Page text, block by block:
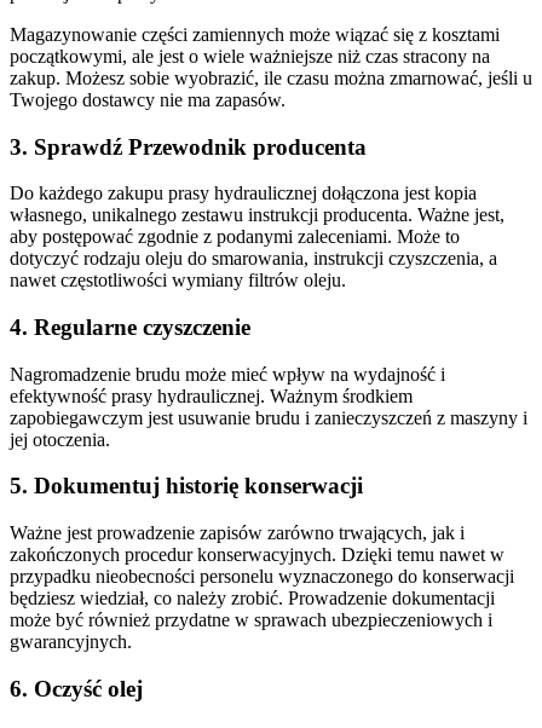
Magazynowanie części zamiennych może wiązać się z kosztami
początkowymi, ale jest o wiele ważniejsze niż czas stracony na
zakup. Możesz sobie wyobrazić, ile czasu można zmarnować, jeśli u
Twojego dostawcy nie ma zapasów.
3. Sprawdź Przewodnik producenta
Do każdego zakupu prasy hydraulicznej dołączona jest kopia
własnego, unikalnego zestawu instrukcji producenta. Ważne jest,
aby postępować zgodnie z podanymi zaleceniami. Może to
dotyczyć rodzaju oleju do smarowania, instrukcji czyszczenia, a
nawet częstotliwości wymiany filtrów oleju.
4. Regularne czyszczenie
Nagromadzenie brudu może mieć wpływ na wydajność i
efektywność prasy hydraulicznej. Ważnym środkiem
zapobiegawczym jest usuwanie brudu i zanieczyszczeń z maszyny i
jej otoczenia.
5. Dokumentuj historię konserwacji
Ważne jest prowadzenie zapisów zarówno trwających, jak i
zakończonych procedur konserwacyjnych. Dzięki temu nawet w
przypadku nieobecności personelu wyznaczonego do konserwacji
będziesz wiedział, co należy zrobić. Prowadzenie dokumentacji
może być również przydatne w sprawach ubezpieczeniowych i
gwarancyjnych.
6. Oczyść olej